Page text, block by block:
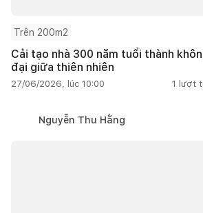
Trên 200m2
Cải tạo nhà 300 năm tuổi thành
đại giữa thiên nhiên
27/06/2026, lúc 10:00 1 lượt
Nguyễn Thu Hằng